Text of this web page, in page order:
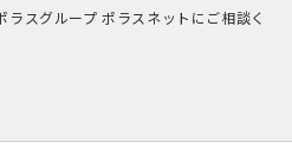
スグループ ポラスネットにご相談く